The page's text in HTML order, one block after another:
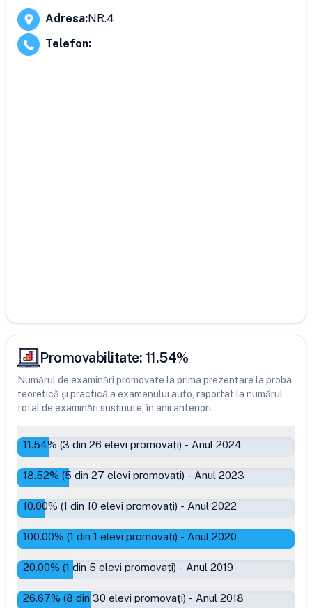
Adresa:NR.4
Telefon:
Promovabilitate: 11.54%
Numărul de examinări promovate la prima prezentare la proba
teoretică și practică a examenului auto, raportat la numărul
total de examinări susținute, în anii anteriori.
11.54% (3 din 26 elevi promovați) - Anul 2024
18.52% (5 din 27 elevi promovați) - Anul 2023
10.00% (1 din 10 elevi promovați) - Anul 2022
100.00% (1 din 1 elevi promovați) - Anul 2020
20.00% (1 din 5 elevi promovați) - Anul 2019
26.67% (8 din 30 elevi promovați) - Anul 2018